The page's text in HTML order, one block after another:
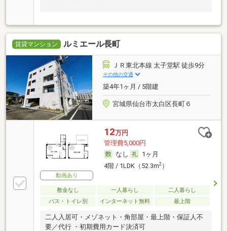
賃貸マンション ルミエール長町
ＪＲ東北本線 太子堂駅 徒歩9分
その他の交通
築4年1ヶ月 / 5階建
宮城県仙台市太白区長町６
動画あり
12万円
管理費5,000円
なし
1ヶ月
4階 / 1LDK（52.3m2）
敷金なし 一人暮らし
二人暮らし
バス・トイレ別
インターネット無料 最上階
二人入居可・メゾネット・角部屋・最上階・保証人不
要／代行 ・初期費用カード決済可